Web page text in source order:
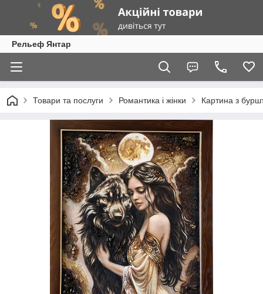
Рельеф Янтар
Товари та послуги Романтика і жінки Картина з